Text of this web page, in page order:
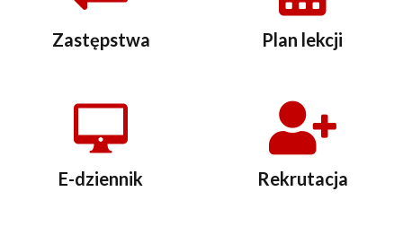
Zastępstwa Plan lekcji
E-dziennik Rekrutacja